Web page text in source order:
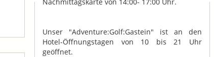
Unser "Adventure:Golf:Gastein" ist an den
Hotel-Öffnungstagen von 10 bis 21 Uhr
geöffnet.